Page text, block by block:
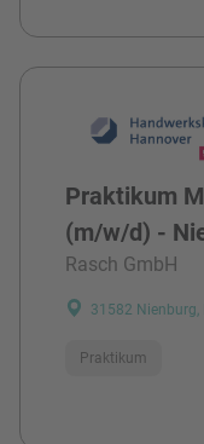
Praktikum
(m/w/d) -
Rasch GmbH
31582 Nienburg,
Praktikum